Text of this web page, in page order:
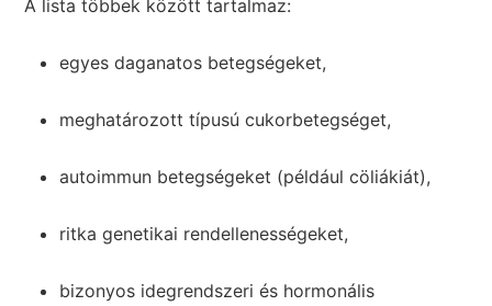
A lista többek között tartalmaz:
egyes daganatos betegségeket,
meghatározott típusú cukorbetegséget,
autoimmun betegségeket (például cöliákiát),
ritka genetikai rendellenességeket,
bizonyos idegrendszeri és hormonális